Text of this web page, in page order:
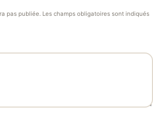
pas publiée. Les champs obligatoires sont indiqués